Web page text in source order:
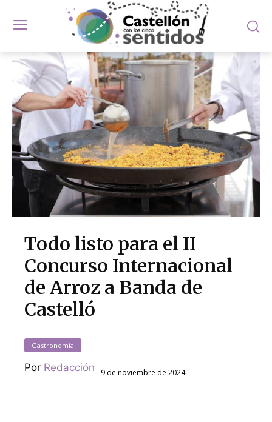
Todo listo para el II
Concurso Internacional
de Arroz a Banda de
Castelló
Gastronomia
Por Redacción 9 de noviembre de 2024